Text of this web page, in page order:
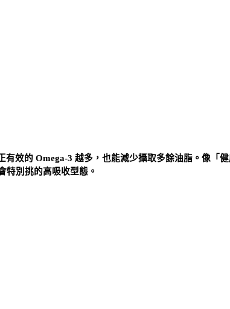
效的 Omega-3 越多，也能減少攝取多餘油脂。像「
特別挑的高吸收型態。